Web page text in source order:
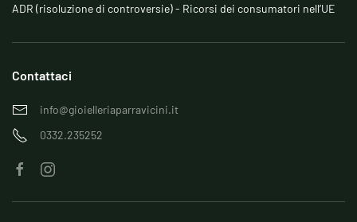
ADR (risoluzione di controversie) - Ricorsi dei consumatori nell’UE
Contattaci
info@gioielleriaparravicini.it
0332.235252